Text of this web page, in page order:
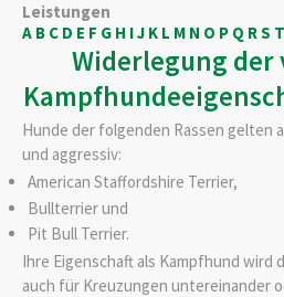
Leistungen
A B C D E F G H IJ K L M N O P Q RS T
Widerlegung
Hunde der folgenden Rassen gelten
und aggressiv:
American Staffordshire Terrier,
Bullterrier und
Pit Bull Terrier.
Ihre Eigenschaft als Kampfhund wird
auch für Kreuzungen untereinander